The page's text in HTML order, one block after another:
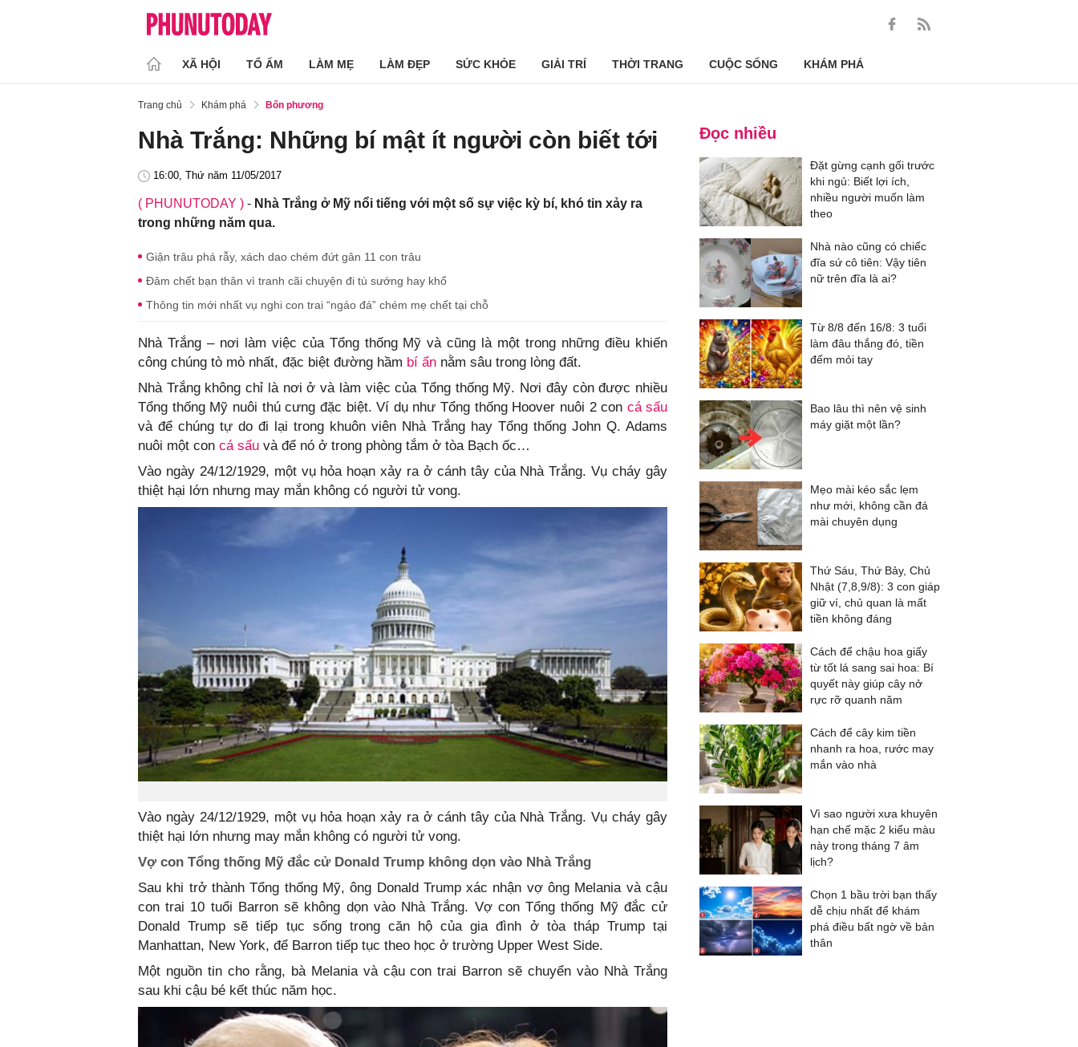
XÃ HỘI TỔ ẤM LÀM MẸ LÀM ĐẸP SỨC KHỎE GIẢI TRÍ THỜI TRANG CUỘC SỐNG KHÁM PHÁ
Trang chủ Khám phá Bốn phương
Nhà Trắng: Những bí mật ít người còn biết tới
16:00, Thứ năm 11/05/2017
( PHUNUTODAY ) - Nhà Trắng ở Mỹ nổi tiếng với một số sự việc kỳ bí, khó tin xảy ra
trong những năm qua.
Giận trâu phá rẫy, xách dao chém đứt gân 11 con trâu
Đâm chết bạn thân vì tranh cãi chuyện đi tù sướng hay khổ
Thông tin mới nhất vụ nghi con trai “ngáo đá” chém mẹ chết tại chỗ
Nhà Trắng – nơi làm việc của Tổng thống Mỹ và cũng là một trong những điều khiến
công chúng tò mò nhất, đặc biệt đường hầm bí ẩn nằm sâu trong lòng đất.
Nhà Trắng không chỉ là nơi ở và làm việc của Tổng thống Mỹ. Nơi đây còn được nhiều
Tổng thống Mỹ nuôi thú cưng đặc biệt. Ví dụ như Tổng thống Hoover nuôi 2 con cá sấu
và để chúng tự do đi lại trong khuôn viên Nhà Trắng hay Tổng thống John Q. Adams
nuôi một con cá sấu và để nó ở trong phòng tắm ở tòa Bạch ốc…
Vào ngày 24/12/1929, một vụ hỏa hoạn xảy ra ở cánh tây của Nhà Trắng. Vụ cháy gây
thiệt hại lớn nhưng may mắn không có người tử vong.
Vào ngày 24/12/1929, một vụ hỏa hoạn xảy ra ở cánh tây của Nhà Trắng. Vụ cháy gây
thiệt hại lớn nhưng may mắn không có người tử vong.
Vợ con Tổng thống Mỹ đắc cử Donald Trump không dọn vào Nhà Trắng
Sau khi trở thành Tổng thống Mỹ, ông Donald Trump xác nhận vợ ông Melania và cậu
con trai 10 tuổi Barron sẽ không dọn vào Nhà Trắng. Vợ con Tổng thống Mỹ đắc cử
Donald Trump sẽ tiếp tục sống trong căn hộ của gia đình ở tòa tháp Trump tại
Manhattan, New York, để Barron tiếp tục theo học ở trường Upper West Side.
Một nguồn tin cho rằng, bà Melania và cậu con trai Barron sẽ chuyển vào Nhà Trắng
sau khi cậu bé kết thúc năm học.
Đọc nhiều
Đặt gừng cạnh gối trước
khi ngủ: Biết lợi ích,
nhiều người muốn làm
theo
Nhà nào cũng có chiếc
đĩa sứ cô tiên: Vậy tiên
nữ trên đĩa là ai?
Từ 8/8 đến 16/8: 3 tuổi
làm đâu thắng đó, tiền
đếm mỏi tay
Bao lâu thì nên vệ sinh
máy giặt một lần?
Mẹo mài kéo sắc lẹm
như mới, không cần đá
mài chuyên dụng
Thứ Sáu, Thứ Bảy, Chủ
Nhật (7,8,9/8): 3 con giáp
giữ ví, chủ quan là mất
tiền không đáng
Cách để chậu hoa giấy
từ tốt lá sang sai hoa: Bí
quyết này giúp cây nở
rực rỡ quanh năm
Cách để cây kim tiền
nhanh ra hoa, rước may
mắn vào nhà
Vì sao người xưa khuyên
hạn chế mặc 2 kiểu màu
này trong tháng 7 âm
lịch?
Chọn 1 bầu trời bạn thấy
dễ chịu nhất để khám
phá điều bất ngờ về bản
thân